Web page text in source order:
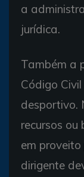
a
jurídica.
Também a
Código
desportivo.
recursos
em proveito
dirigente